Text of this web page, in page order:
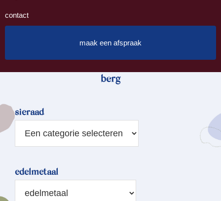
contact
maak een afspraak
berg
sieraad
edelmetaal